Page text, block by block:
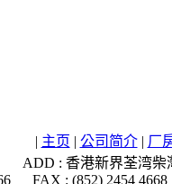
| 主页 | 公司简介| 厂
ADD : 香港新界荃湾柴
FAX : (852) 2454